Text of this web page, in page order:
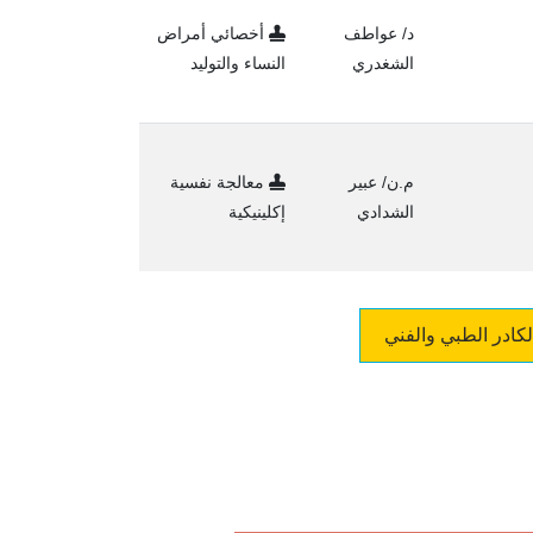
د/ عواطف
الشغدري
أخصائي أمراض
النساء والتوليد
م.ن/ عبير
الشدادي
معالجة نفسية
إكلينيكية
الطبي والفني